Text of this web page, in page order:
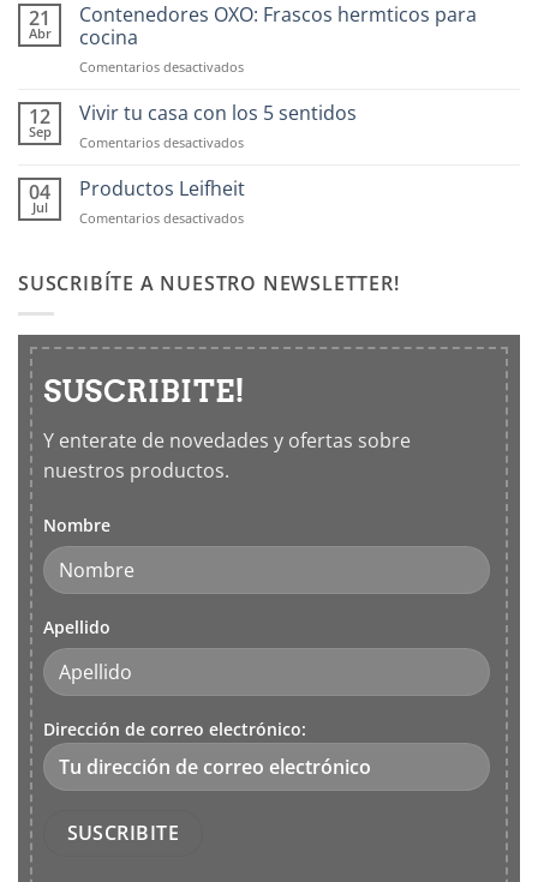
21
Abr
Contenedores OXO: Frascos hermticos para
cocina
Comentarios desactivadosen
OXO:
hermticos
cocina
12
Sep
Vivir tu casa con los 5 sentidos
Comentarios desactivadosen
tu
con
sentidos
04
Jul
Productos Leifheit
Comentarios desactivadosen
SUSCRIBÍTE A NUESTRO NEWSLETTER!
SUSCRIBITE!
Y enterate de novedades y ofertas sobre
nuestros productos.
Nombre
Apellido
Dirección de correo electrónico: